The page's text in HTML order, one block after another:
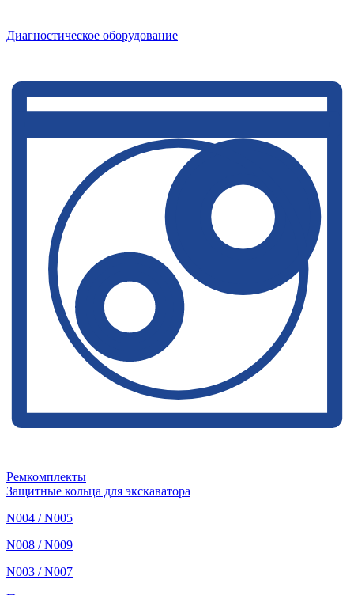
Диагностическое оборудование
Ремкомплекты
Защитные кольца для экскаватора
N004 / N005
N008 / N009
N003 / N007